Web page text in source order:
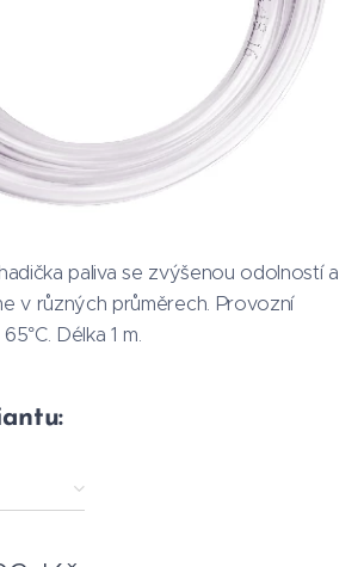
paliva se zvýšenou odolností a
v různých průměrech. Provozní
Délka 1 m.